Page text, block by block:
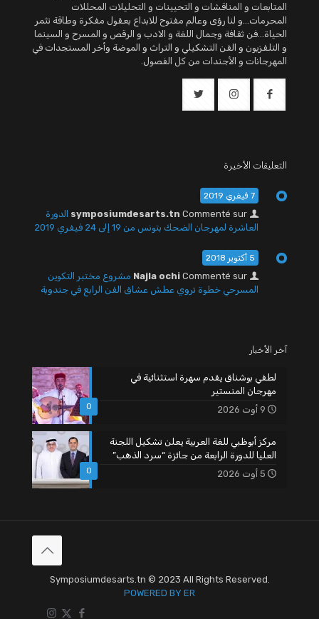
المتابعات و المناقشات و التحيينات و التحليلات المحللات
المحرمات...و لنا رؤى وعالم مفتوح للابداع بعقول مفكرة وطاقة تثمر
الحياة...فن ثقافة وجمال اللغة و الادب و الرقص و المسرح و السينما
و التلفزيون و الفن التشكيلي و التراث و الموضة وأخر المستجدات في
المهرجانات و الأجندات من كل الفصول.
التعليقات الأخيرة
7 فيفري 2019
symposiumdesarts.tn Commenté sur
الدورة
العاشرة لمهرجان الضحك بتونس من 19 إلى 24 فيفري 2019
5 أكتوبر 2018
Najla ochi Commenté sur
مشروع مختبر التكوين
المسرحي خطوة تروي عطش عشاق الفن الرابع في جندوبة
آخر الأخبار
0
لطفي بوشناق يقدم سهرة استثنائية في
مهرجان المنستير
9 أوت 2026
0
مركز أبوظبي للغة العربية يعلن تشكيل اللجنة
العليا للدورة الرابعة من جائزة “سرد الذهب”
5 أوت 2026
Symposiumdesarts.tn © 2023 All Rights Reserved.
POWERED BY ER